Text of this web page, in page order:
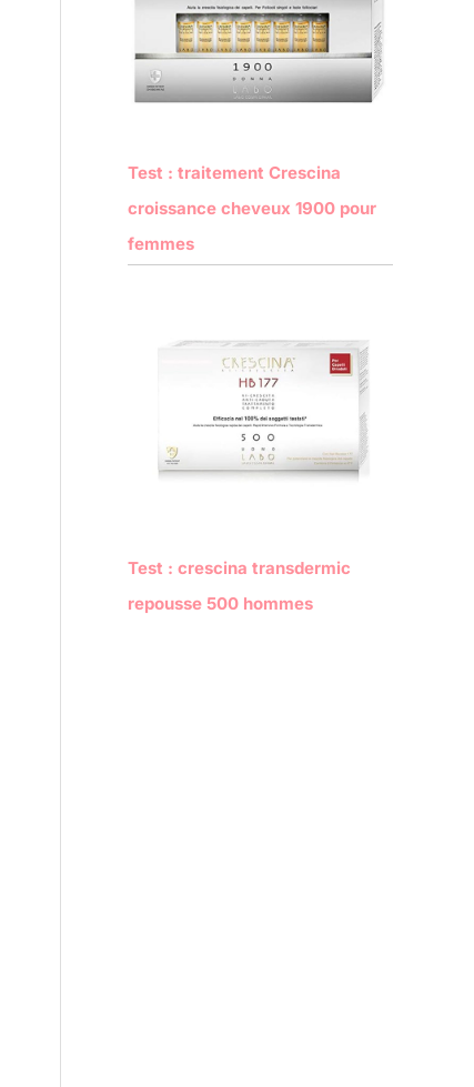
Test : traitement Crescina
croissance cheveux 1900 pour
femmes
Test : crescina transdermic
repousse 500 hommes